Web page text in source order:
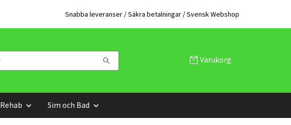
Snabba leveranser / Säkra betalningar / Svensk Webshop
Varukorg
Rehab Sim och Bad